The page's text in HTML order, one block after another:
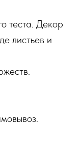
теста. Декор
листьев и